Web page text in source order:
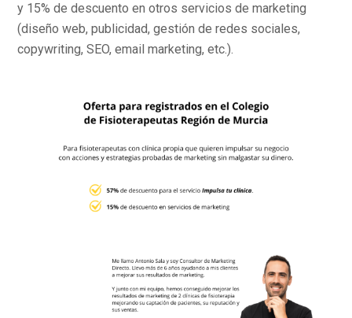
y 15% de descuento en otros servicios de marketing
(diseño web, publicidad, gestión de redes sociales,
copywriting, SEO, email marketing, etc.).